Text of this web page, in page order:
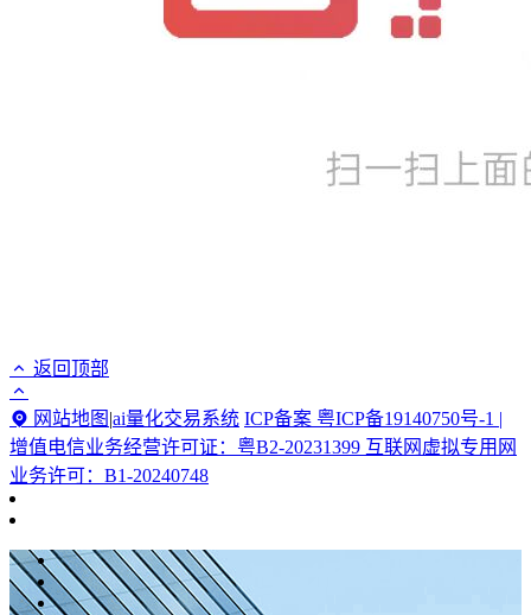
返回顶部
网站地图 |ai量化交易系统 ICP备案 粤ICP备19140750号-1 |
增值电信业务经营许可证：粤B2-20231399 互联网虚拟专用网
业务许可：B1-20240748